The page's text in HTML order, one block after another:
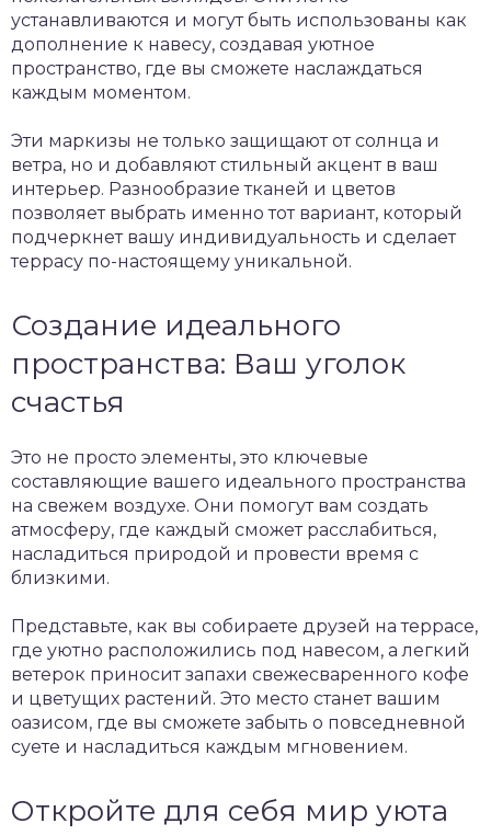
устанавливаются и могут быть использованы как
дополнение к навесу, создавая уютное
пространство, где вы сможете наслаждаться
каждым моментом.
Эти маркизы не только защищают от солнца и
ветра, но и добавляют стильный акцент в ваш
интерьер. Разнообразие тканей и цветов
позволяет выбрать именно тот вариант, который
подчеркнет вашу индивидуальность и сделает
террасу по-настоящему уникальной.
Создание идеального
пространства: Ваш уголок
счастья
Это не просто элементы, это ключевые
составляющие вашего идеального пространства
на свежем воздухе. Они помогут вам создать
атмосферу, где каждый сможет расслабиться,
насладиться природой и провести время с
близкими.
Представьте, как вы собираете друзей на террасе,
где уютно расположились под навесом, а легкий
ветерок приносит запахи свежесваренного кофе
и цветущих растений. Это место станет вашим
оазисом, где вы сможете забыть о повседневной
суете и насладиться каждым мгновением.
Откройте для себя мир уюта